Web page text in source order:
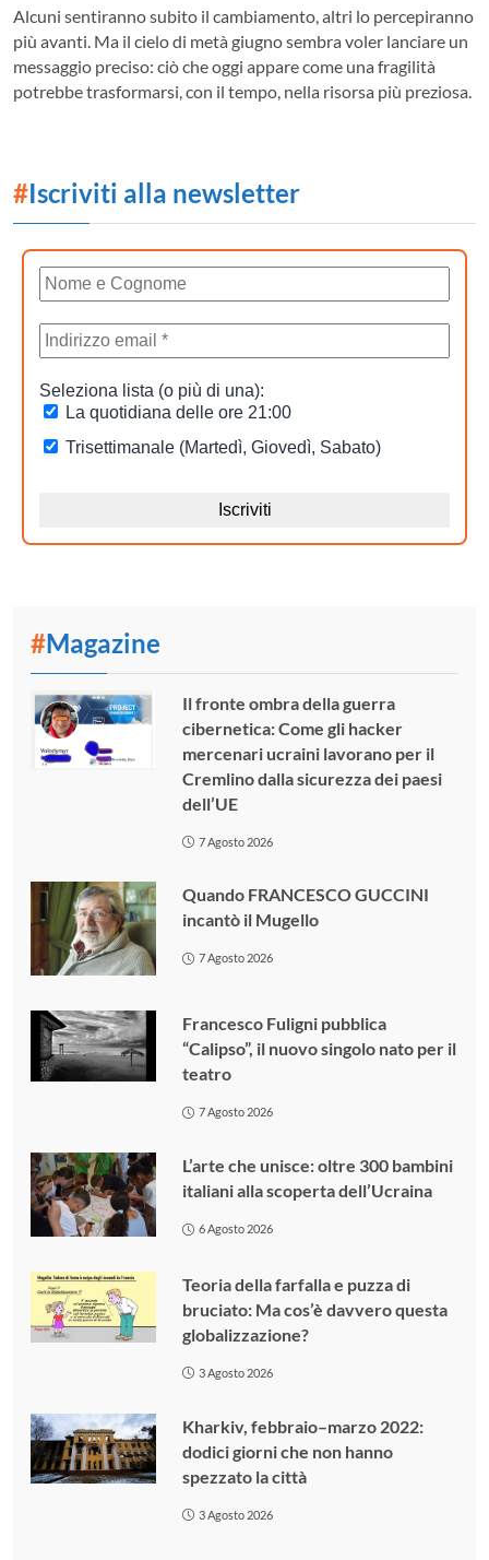
Alcuni sentiranno subito il cambiamento, altri lo percepiranno
più avanti. Ma il cielo di metà giugno sembra voler lanciare un
messaggio preciso: ciò che oggi appare come una fragilità
potrebbe trasformarsi, con il tempo, nella risorsa più preziosa.
#Iscriviti alla newsletter
#Magazine
Il fronte ombra della guerra
cibernetica: Come gli hacker
mercenari ucraini lavorano per il
Cremlino dalla sicurezza dei paesi
dell’UE
7 Agosto 2026
Quando FRANCESCO GUCCINI
incantò il Mugello
7 Agosto 2026
Francesco Fuligni pubblica
“Calipso”, il nuovo singolo nato per il
teatro
7 Agosto 2026
L’arte che unisce: oltre 300 bambini
italiani alla scoperta dell’Ucraina
6 Agosto 2026
Teoria della farfalla e puzza di
bruciato: Ma cos’è davvero questa
globalizzazione?
3 Agosto 2026
Kharkiv, febbraio–marzo 2022:
dodici giorni che non hanno
spezzato la città
3 Agosto 2026